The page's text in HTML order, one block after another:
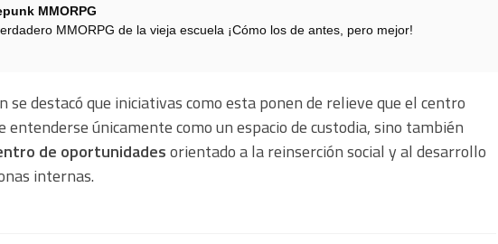
MMORPG
MMORPG de la vieja escuela ¡Cómo los de antes, pero mejor!
se destacó que iniciativas como esta ponen de relieve que el centro
entenderse únicamente como un espacio de custodia, sino también
de oportunidadesorientado a la reinserción social y al desarrollo
internas.